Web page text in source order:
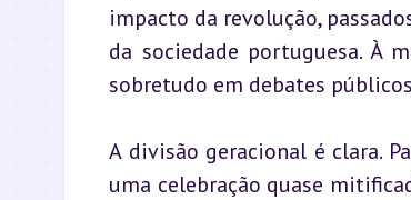
impacto da revolução,
da sociedade portuguesa. À
sobretudo em debates
A divisão geracional é clara.
uma celebração quase